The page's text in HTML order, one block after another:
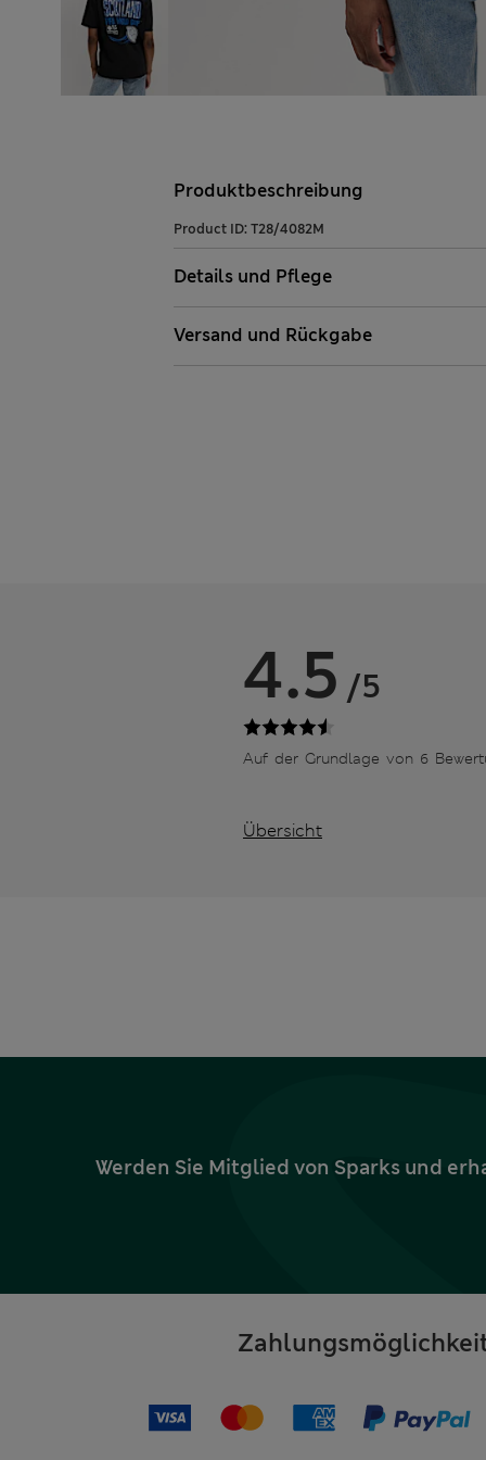
Produktbeschreibung
Product ID: T28/4082M
Details und Pflege
Versand und Rückgabe
4.5 /5
Auf der Grundlage von 6
Übersicht
Werden Sie Mitglied von Sparks und